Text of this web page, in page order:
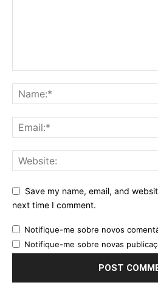
Save my name, email, and
next time I comment.
Notifique-me sobre novos
Notifique-me sobre novas